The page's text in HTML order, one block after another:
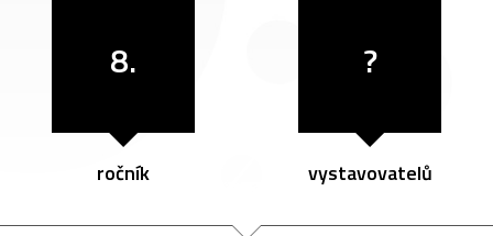
8.
ročník
?
vystavovatelů